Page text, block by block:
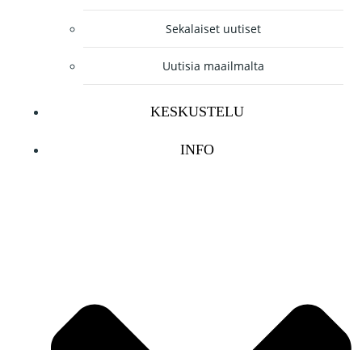
Sekalaiset uutiset
Uutisia maailmalta
KESKUSTELU
INFO